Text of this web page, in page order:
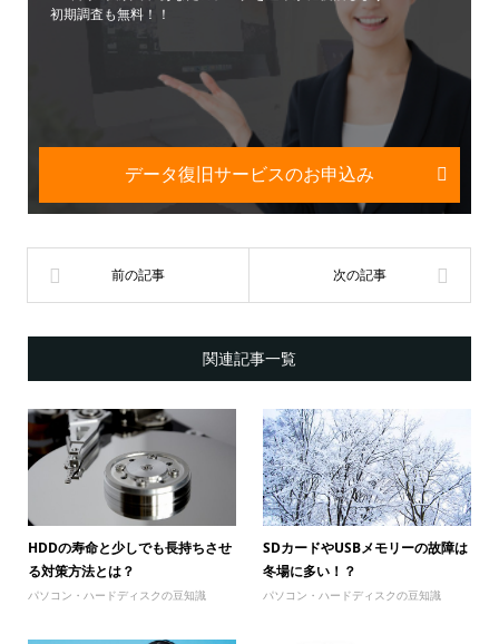
初期調査も無料！！
データ復旧サービスのお申込み
関連記事一覧
HDDの寿命と少しでも長持ちさせ
る対策方法とは？
パソコン・ハードディスクの豆知識
SDカードやUSBメモリーの故障は
冬場に多い！？
パソコン・ハードディスクの豆知識